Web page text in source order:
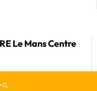
Le Mans Centre